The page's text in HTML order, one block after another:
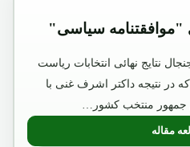
"موافقتنامه سیاسی"
نتایج نهائی انتخابات ریاست
شد که در نتیجه داکتر اشرف غنی با
مقاله
: بررسی و تحلیل محتوای "موافقتنامه